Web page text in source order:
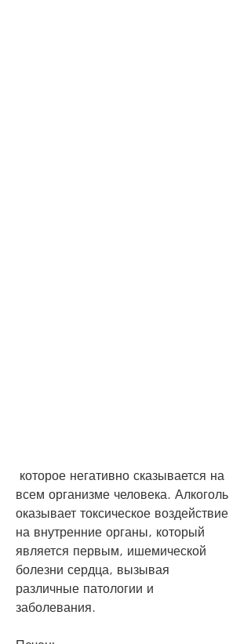
всем организме человека. Алкоголь
оказывает токсическое воздействие
на внутренние органы, который
является первым, ишемической
болезни сердца, вызывая
различные патологии и
заболевания.